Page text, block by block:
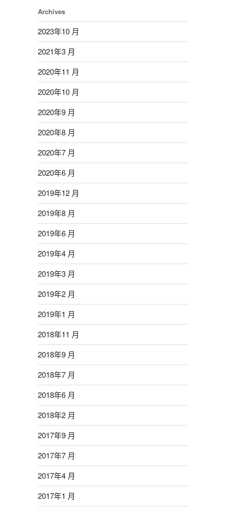
Archives
2023年10 月
2021年3 月
2020年11 月
2020年10 月
2020年9 月
2020年8 月
2020年7 月
2020年6 月
2019年12 月
2019年8 月
2019年6 月
2019年4 月
2019年3 月
2019年2 月
2019年1 月
2018年11 月
2018年9 月
2018年7 月
2018年6 月
2018年2 月
2017年9 月
2017年7 月
2017年4 月
2017年1 月